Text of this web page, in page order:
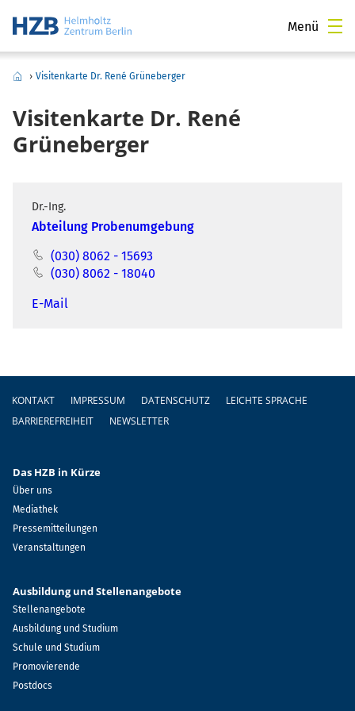
Menü
› Visitenkarte Dr. René Grüneberger
Visitenkarte Dr. René
Grüneberger
Dr.-Ing.
Abteilung Probenumgebung
(030) 8062 - 15693
(030) 8062 - 18040
E-Mail
Fußzeile
KONTAKT IMPRESSUM DATENSCHUTZ
LEICHTE SPRACHE
BARRIEREFREIHEIT
NEWSLETTER
Das HZB in Kürze
Über uns
Mediathek
Pressemitteilungen
Veranstaltungen
Ausbildung und Stellenangebote
Stellenangebote
Ausbildung und Studium
Schule und Studium
Promovierende
Postdocs